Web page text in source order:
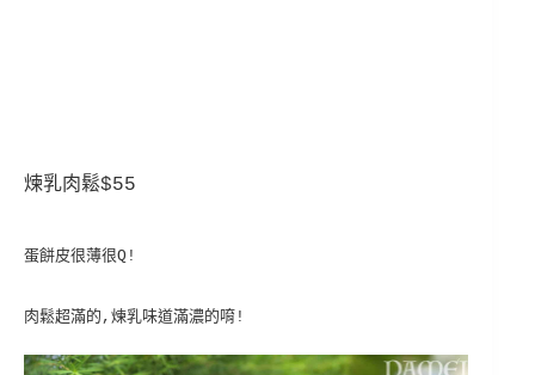
煉乳肉鬆$55
蛋餅皮很薄很Q!
肉鬆超滿的,煉乳味道滿濃的唷!